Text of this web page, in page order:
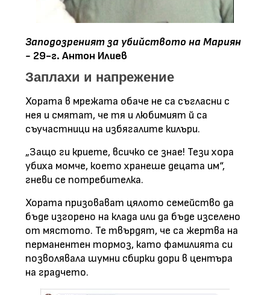
Заподозреният за убийството на Мариян
- 29-г. Антон Илиев
Заплахи и напрежение
Хората в мрежата обаче не са съгласни с
нея и смятат, че тя и любимият й са
съучастници на избягалите килъри.
„Защо ги криете, всичко се знае! Тези хора
убиха момче, което хранеше децата им“,
гневи се потребителка.
Хората призовават цялото семейство да
бъде изгорено на клада или да бъде изселено
от мястото. Те твърдят, че са жертва на
перманентен тормоз, като фамилията си
позволявала шумни сбирки дори в центъра
на градчето.